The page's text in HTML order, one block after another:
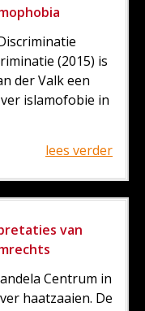
(2015) is
der Valk een
islamofobie in
lees verder
van
Centrum in
haatzaaien. De